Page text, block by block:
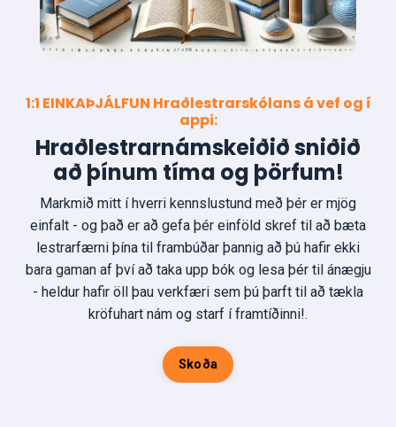
1:1 EINKAÞJÁLFUN Hraðlestrarskólans á vef og í
appi:
Hraðlestrarnámskeiðið sniðið
að þínum tíma og þörfum!
Markmið mitt í hverri kennslustund með þér er mjög
einfalt - og það er að gefa þér einföld skref til að bæta
lestrarfærni þína til frambúðar þannig að þú hafir ekki
bara gaman af því að taka upp bók og lesa þér til ánægju
- heldur hafir öll þau verkfæri sem þú þarft til að tækla
kröfuhart nám og starf í framtíðinni!.
Skoða